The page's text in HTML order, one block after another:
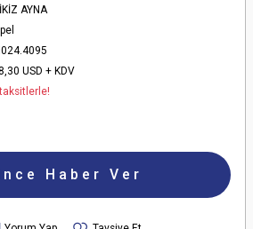
AYNA
USD + KDV
Haber Ver